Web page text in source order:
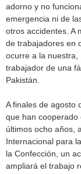
adorno y no
emergencia ni de
otros accidentes. A
de trabajadores en
ocurre a la nuestra,
trabajador de una
Pakistán.
A finales de agosto
que han cooperado
últimos ocho años,
Internacional para
la Confección, un
ampliará el trabajo